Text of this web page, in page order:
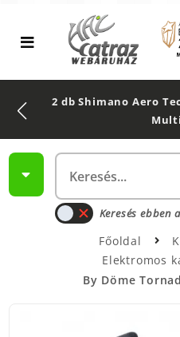
2 db Shimano Aero
Keresés ebben
Főoldal
Elektromos
By Döme